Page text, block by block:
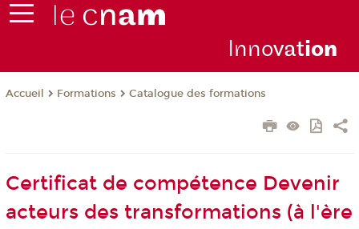
Innovation
Accueil Formations Catalogue des formations
Certificat de compétence Devenir
acteurs des transformations (à l'ère